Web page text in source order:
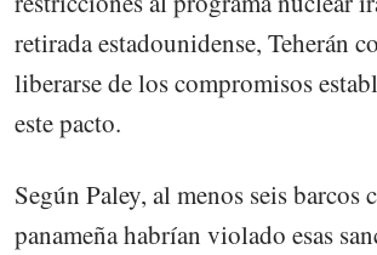
retirada estadounidense, Teherán
liberarse de los compromisos
este pacto.
Según Paley, al menos seis barcos
panameña habrían violado esas